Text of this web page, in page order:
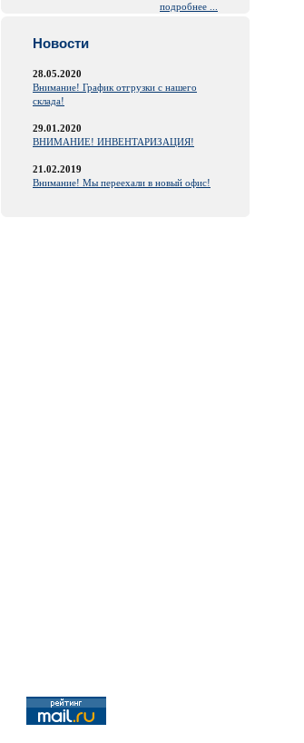
подробнее ...
Новости
28.05.2020
Внимание! График отгрузки с нашего
склада!
29.01.2020
ВНИМАНИЕ! ИНВЕНТАРИЗАЦИЯ!
21.02.2019
Внимание! Мы переехали в новый офис!